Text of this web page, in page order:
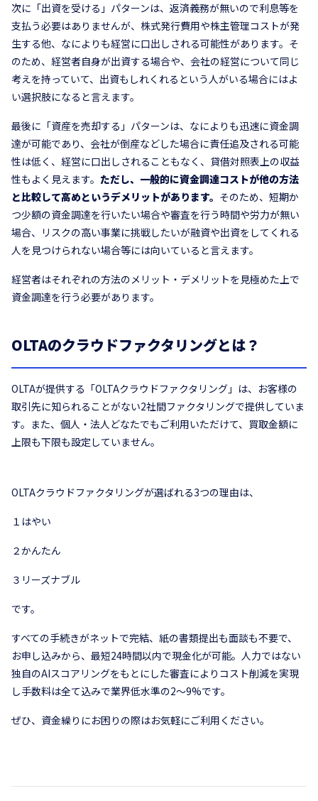
次に「出資を受ける」パターンは、返済義務が無いので利息等を
支払う必要はありませんが、株式発行費用や株主管理コストが発
生する他、なによりも経営に口出しされる可能性があります。そ
のため、経営者自身が出資する場合や、会社の経営について同じ
考えを持っていて、出資もしれくれるという人がいる場合にはよ
い選択肢になると言えます。
最後に「資産を売却する」パターンは、なによりも迅速に資金調
達が可能であり、会社が倒産などした場合に責任追及される可能
性は低く、経営に口出しされることもなく、貸借対照表上の収益
性もよく見えます。 ただし、一般的に資金調達コストが他の方法
と比較して高めというデメリットがあります。 そのため、短期か
つ少額の資金調達を行いたい場合や審査を行う時間や労力が無い
場合、リスクの高い事業に挑戦したいが融資や出資をしてくれる
人を見つけられない場合等には向いていると言えます。
経営者はそれぞれの方法のメリット・デメリットを見極めた上で
資金調達を行う必要があります。
OLTAのクラウドファクタリングとは？
OLTAが提供する「OLTAクラウドファクタリング」は、お客様の
取引先に知られることがない2社間ファクタリングで提供していま
す。また、個人・法人どなたでもご利用いただけて、買取金額に
上限も下限も設定していません。
OLTAクラウドファクタリングが選ばれる3つの理由は、
１はやい
２かんたん
３リーズナブル
です。
すべての手続きがネットで完結、紙の書類提出も面談も不要で、
お申し込みから、最短24時間以内で現金化が可能。人力ではない
独自のAIスコアリングをもとにした審査によりコスト削減を実現
し手数料は全て込みで業界低水準の2〜9%です。
ぜひ、資金繰りにお困りの際はお気軽にご利用ください。